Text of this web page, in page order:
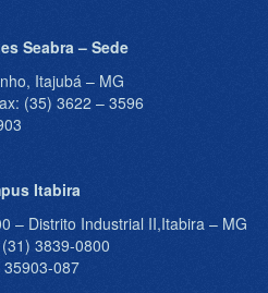
Seabra – Sede
Itajubá – MG
(35) 3622 – 3596
Itabira
– Distrito Industrial II,Itabira – MG
3839-0800
35903-087